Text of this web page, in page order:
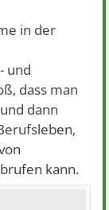
in der
und
dass man
dann
kann.